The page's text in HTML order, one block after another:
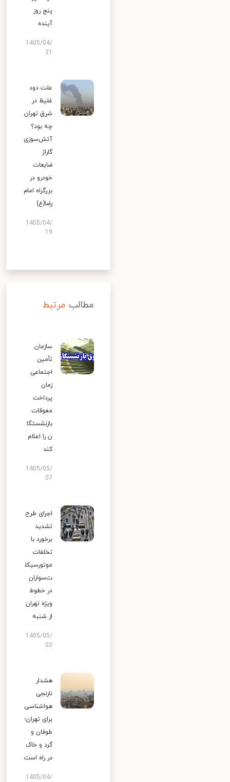
پنج روز
آینده
1405/04/
علت دود
غلیظ در
شرق تهران
چه بود؟
آتش‌سوزی
گاراژ
ضایعات
خودرو در
بزرگراه امام
رضا(ع)
1405/04/
19
مطالب مرتبط
سازمان
تأمین
اجتماعی
زمان
پرداخت
معوقات
بازنشستگا
ن را اعلام
کند
1405/05/
07
اجرای طرح
تشدید
برخورد با
تخلفات
موتورسیکل
ت‌سواران
در خطوط
ویژه تهران
از شنبه
1405/05/
03
هشدار
نارنجی
هواشناسی
برای تهران؛
طوفان و
گرد و خاک
در راه است
1405/04/